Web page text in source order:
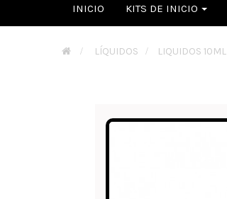
INICIO KITS DE INICIO
> LÍQUIDOS > LIQUIDOS 10ML